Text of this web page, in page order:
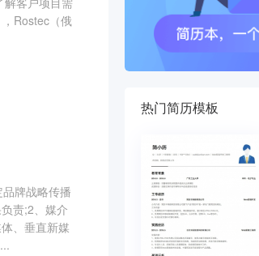
Rostec（俄
牌战略传播
责;2、媒介
、垂直新媒
热门简历模板